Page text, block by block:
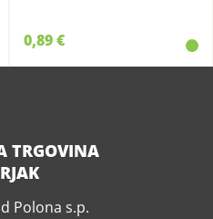
0,89 €
TRGOVINA
Polona s.p.